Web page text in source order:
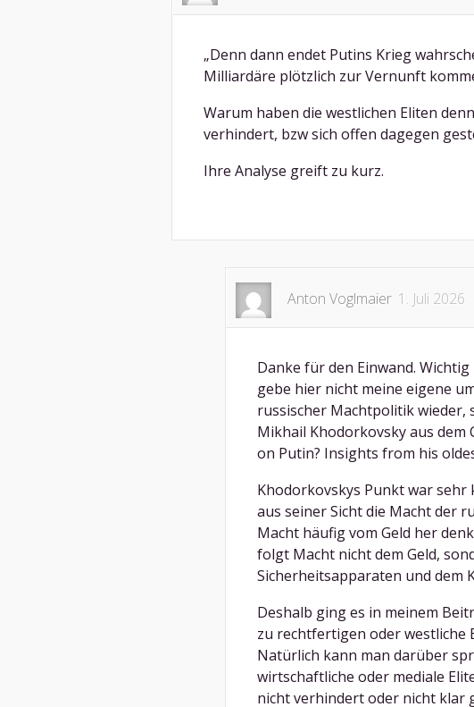
„Denn dann endet Putins Krieg
Milliardäre plötzlich zur Vernunft
Warum haben die westlichen Eliten
verhindert, bzw sich offen dagegen
Ihre Analyse greift zu kurz.
Anton Voglmaier 1. Juli 2026
Danke für den Einwand.
gebe hier nicht meine eigene
russischer Machtpolitik wieder,
Mikhail Khodorkovsky aus dem
on Putin? Insights from his
Khodorkovskys Punkt war
aus seiner Sicht die Macht der
Macht häufig vom Geld her
folgt Macht nicht dem Geld,
Sicherheitsapparaten und dem
Deshalb ging es in meinem
zu rechtfertigen oder westliche
Natürlich kann man darüber
wirtschaftliche oder mediale
nicht verhindert oder nicht klar